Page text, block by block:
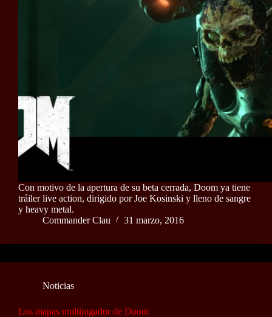
Con motivo de la apertura de su beta cerrada, Doom ya tiene
tráiler live action, dirigido por Joe Kosinski y lleno de sangre
y heavy metal.
Commander Clau
31 marzo, 2016
Noticias
Los mapas multijugador de Doom